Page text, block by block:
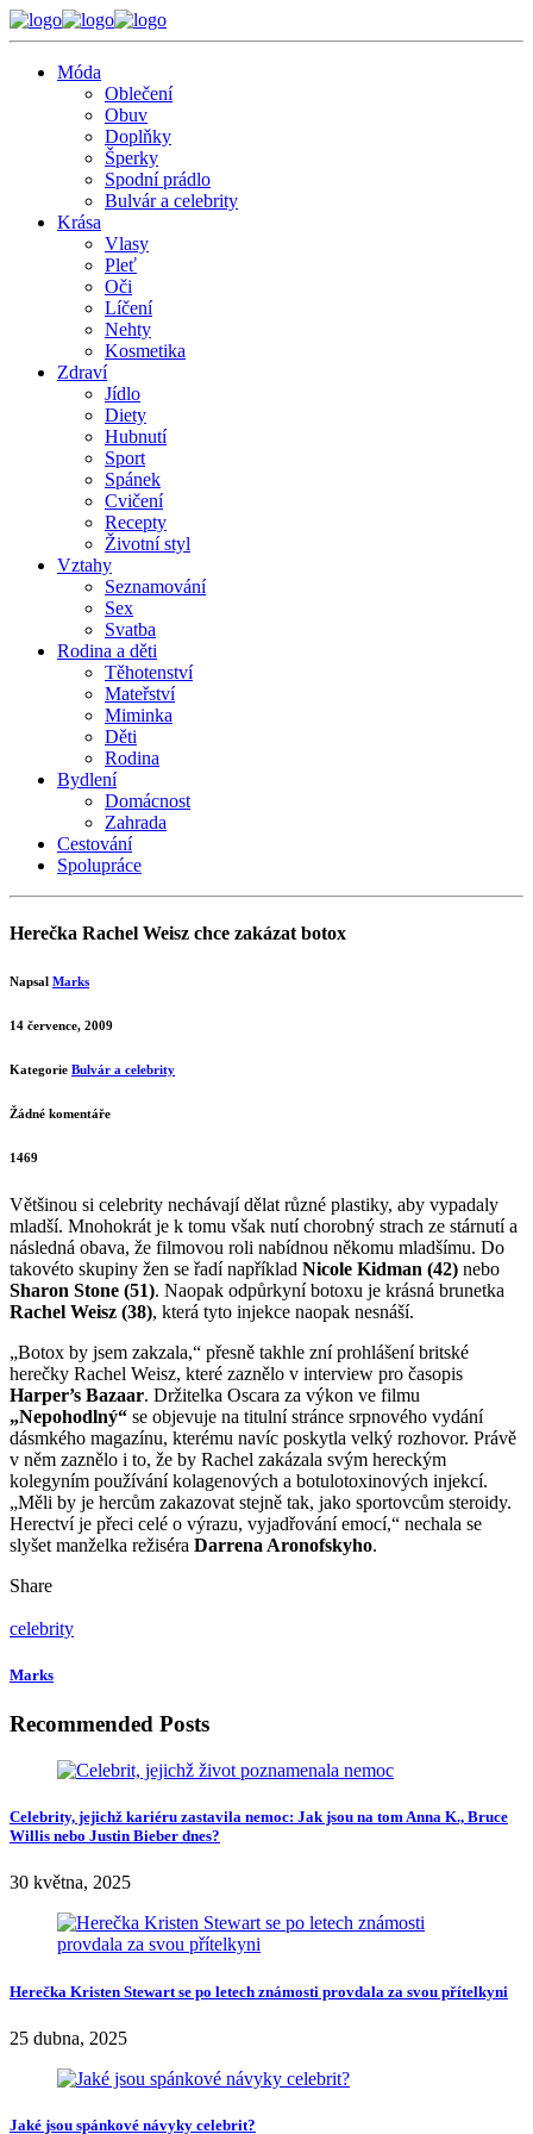
Móda
Oblečení
Obuv
Doplňky
Šperky
Spodní prádlo
Bulvár a celebrity
Krása
Vlasy
Pleť
Oči
Líčení
Nehty
Kosmetika
Zdraví
Jídlo
Diety
Hubnutí
Sport
Spánek
Cvičení
Recepty
Životní styl
Vztahy
Seznamování
Sex
Svatba
Rodina a děti
Těhotenství
Mateřství
Miminka
Děti
Rodina
Bydlení
Domácnost
Zahrada
Cestování
Spolupráce
Herečka Rachel Weisz chce zakázat botox
Napsal Marks
14 července, 2009
Kategorie Bulvár a celebrity
Žádné komentáře
1469
Většinou si celebrity nechávají dělat různé plastiky, aby vypadaly
mladší. Mnohokrát je k tomu však nutí chorobný strach ze stárnutí a
následná obava, že filmovou roli nabídnou někomu mladšímu. Do
takovéto skupiny žen se řadí například Nicole Kidman (42) nebo
Sharon Stone (51). Naopak odpůrkyní botoxu je krásná brunetka
Rachel Weisz (38), která tyto injekce naopak nesnáší.
„Botox by jsem zakzala,“ přesně takhle zní prohlášení britské
herečky Rachel Weisz, které zaznělo v interview pro časopis
Harper’s Bazaar. Držitelka Oscara za výkon ve filmu
„Nepohodlný“ se objevuje na titulní stránce srpnového vydání
dásmkého magazínu, kterému navíc poskytla velký rozhovor. Právě
v něm zaznělo i to, že by Rachel zakázala svým hereckým
kolegyním používání kolagenových a botulotoxinových injekcí.
„Měli by je hercům zakazovat stejně tak, jako sportovcům steroidy.
Herectví je přeci celé o výrazu, vyjadřování emocí,“ nechala se
slyšet manželka režiséra Darrena Aronofskyho.
Share
celebrity
Marks
Recommended Posts
Celebrity, jejichž kariéru zastavila nemoc: Jak jsou na tom Anna K., Bruce
Willis nebo Justin Bieber dnes?
30 května, 2025
Herečka Kristen Stewart se po letech známosti provdala za svou přítelkyni
25 dubna, 2025
Jaké jsou spánkové návyky celebrit?